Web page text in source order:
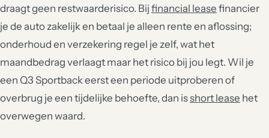
draagt geen restwaarderisico. Bij financial lease financier
je de auto zakelijk en betaal je alleen rente en aflossing;
onderhoud en verzekering regel je zelf, wat het
maandbedrag verlaagt maar het risico bij jou legt. Wil je
een Q3 Sportback eerst een periode uitproberen of
overbrug je een tijdelijke behoefte, dan isshort lease het
overwegen waard.